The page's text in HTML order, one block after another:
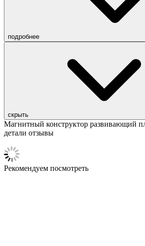
подробнее
скрыть
Магнитный конструктор развивающий
детали отзывы
Рекомендуем посмотреть